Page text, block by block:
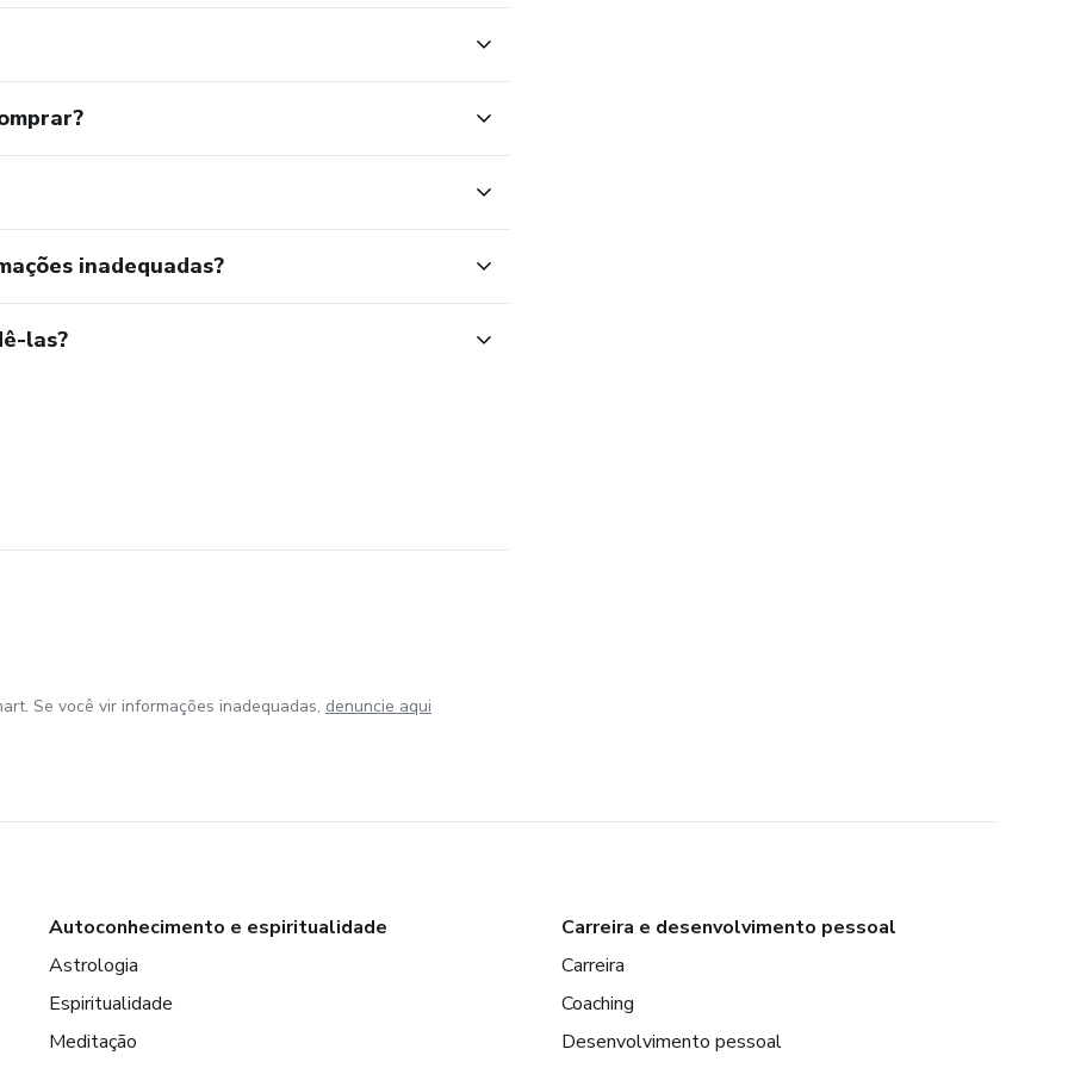
inadequadas?
las?
Se você vir informações inadequadas, denuncie aqui
Autoconhecimento e espiritualidade
Astrologia
Espiritualidade
Meditação
Carreira e desenvolvimento pessoal
Carreira
Coaching
Desenvolvimento pessoal